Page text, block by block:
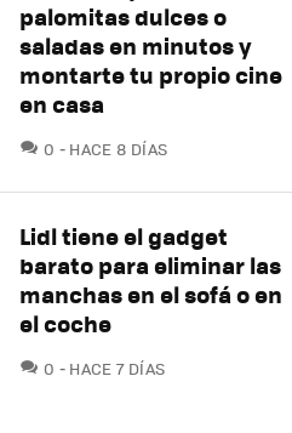
palomitas dulces o
saladas en minutos y
montarte tu propio cine
en casa
0 COMENTARIOS
HACE 8 DÍAS
Lidl tiene el gadget
barato para eliminar las
manchas en el sofá o en
el coche
0 COMENTARIOS
HACE 7 DÍAS